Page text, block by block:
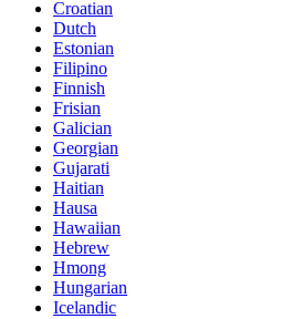
Croatian
Dutch
Estonian
Filipino
Finnish
Frisian
Galician
Georgian
Gujarati
Haitian
Hausa
Hawaiian
Hebrew
Hmong
Hungarian
Icelandic